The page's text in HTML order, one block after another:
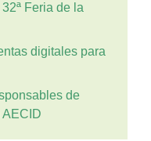
Feria de la
digitales para
de
AECID